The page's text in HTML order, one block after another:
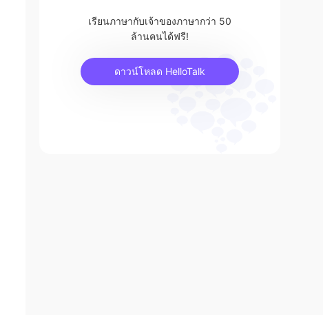
เรียนภาษากับเจ้าของภาษากว่า 50
ล้านคนได้ฟรี!
ดาวน์โหลด HelloTalk